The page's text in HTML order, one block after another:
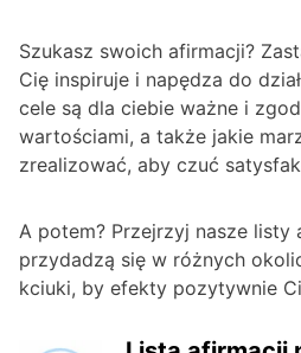
Szukasz swoich afirmacji?
Cię inspiruje i napędza do
cele są dla ciebie ważne i
wartościami, a także jakie
zrealizować, aby czuć
A potem? Przejrzyj nasze listy
przydadzą się w różnych
kciuki, by efekty pozytywnie